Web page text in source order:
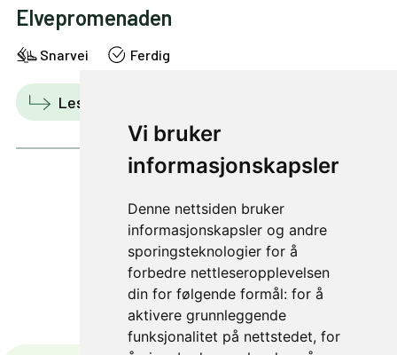
Vi bruker
informasjonskapsler
Denne nettsiden bruker
informasjonskapsler og andre
sporingsteknologier for å
forbedre nettleseropplevelsen
din for følgende formål: for å
aktivere grunnleggende
funksjonalitet på nettstedet, for
Elvepromenaden
Snarvei Ferdig
Les mer
3 av 25